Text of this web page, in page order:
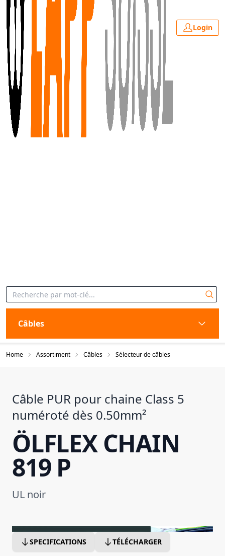
Login
Câbles
Home Assortiment Câbles Sélecteur de câbles
Câble PUR pour chaine Class 5
numéroté dès 0.50mm²
ÖLFLEX CHAIN
819 P
UL noir
SPECIFICATIONS TÉLÉCHARGER